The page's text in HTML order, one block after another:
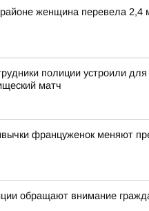
женщина перевела 2,4
полиции устроили
матч
француженок меняют
обращают внимание